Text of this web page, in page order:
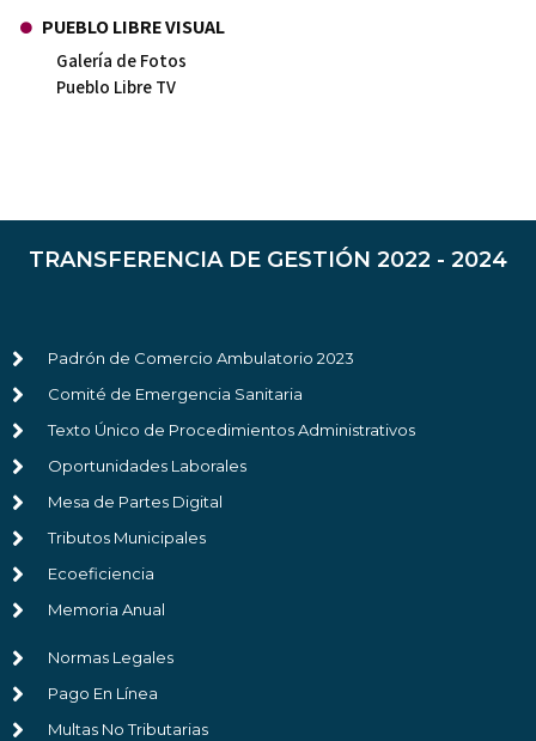
PUEBLO LIBRE VISUAL
Galería de Fotos
Pueblo Libre TV
TRANSFERENCIA DE GESTIÓN 2022 - 2024
Padrón de Comercio Ambulatorio 2023
Comité de Emergencia Sanitaria
Texto Único de Procedimientos Administrativos
Oportunidades Laborales
Mesa de Partes Digital
Tributos Municipales
Ecoeficiencia
Memoria Anual
Normas Legales
Pago En Línea
Multas No Tributarias